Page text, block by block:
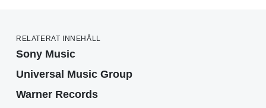
RELATERAT INNEHÅLL
Sony Music
Universal Music Group
Warner Records